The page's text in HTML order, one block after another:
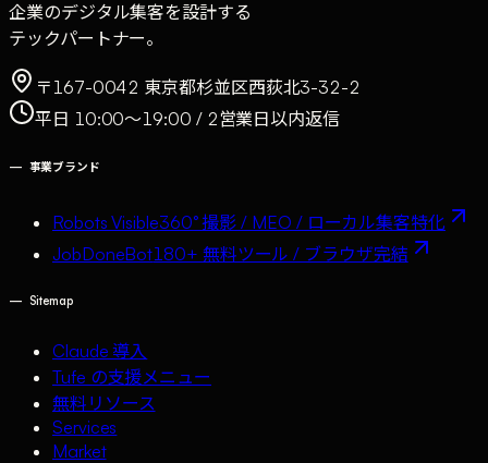
企業のデジタル集客を設計する
テックパートナー。
〒167-0042 東京都杉並区西荻北3-32-2
平日 10:00〜19:00 / 2営業日以内返信
— 事業ブランド
Robots Visible360° 撮影 / MEO / ローカル集客特化
JobDoneBot180+ 無料ツール / ブラウザ完結
— Sitemap
Claude 導入
Tufe の支援メニュー
無料リソース
Services
Market